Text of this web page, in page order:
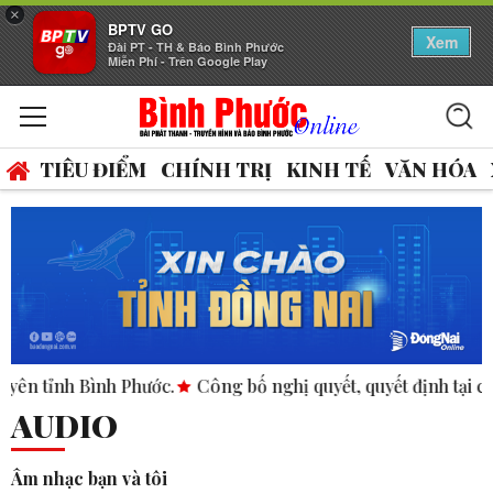
×
BPTV GO
Đài PT - TH & Báo Bình Phước
Miễn Phí - Trên Google Play
Xem
TIÊU ĐIỂM CHÍNH TRỊ KINH TẾ VĂN HÓA
Phước. Công bố nghị quyết, quyết định tại các xã,
AUDIO
Âm nhạc bạn và tôi